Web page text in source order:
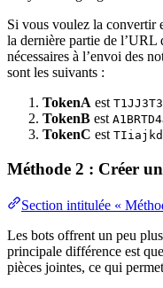
Si vous voulez la convertir
la dernière partie de l’URL
nécessaires à l’envoi des
sont les suivants :
TokenA est
TokenB est
TokenC est
Méthode 2 : Créer
Section intitulée «
Les bots offrent un peu
principale différence est
pièces jointes, ce qui